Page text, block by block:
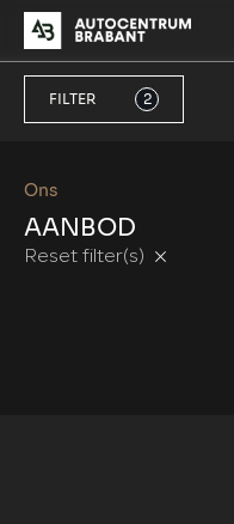
Ons
AANBOD
Reset filter(s)
FILTER 2